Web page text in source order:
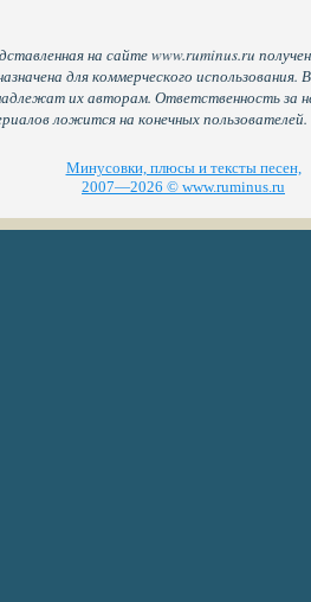
на сайте www.ruminus.ru
для коммерческого
их авторам. Ответственность за
ложится на конечных пользователей.
Минусовки, плюсы и тексты песен,
2007—2026 © www.ruminus.ru